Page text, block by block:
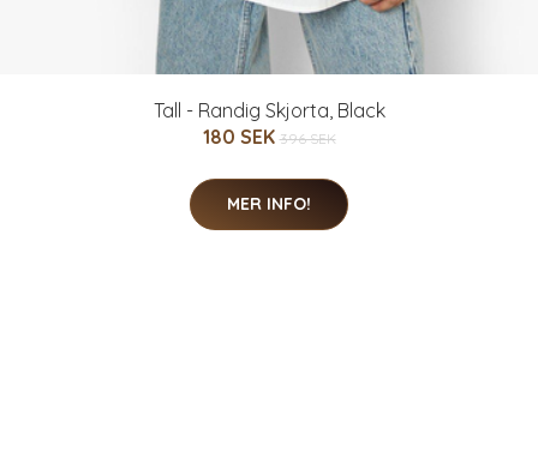
Tall - Randig Skjorta, Black
180 SEK 396 SEK
MER INFO!